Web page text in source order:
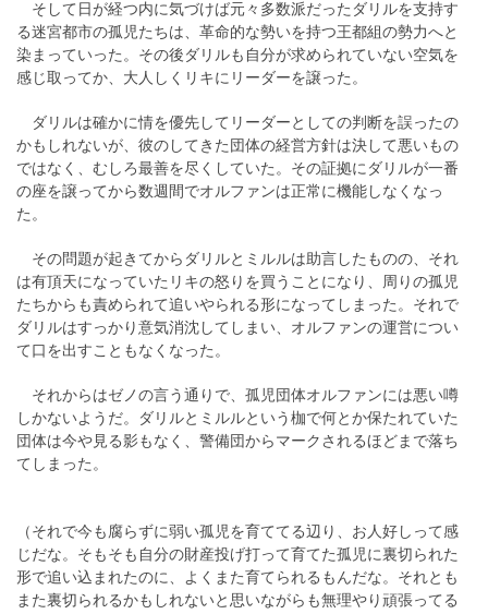
そして日が経つ内に気づけば元々多数派だったダリルを支持す
る迷宮都市の孤児たちは、革命的な勢いを持つ王都組の勢力へと
染まっていった。その後ダリルも自分が求められていない空気を
感じ取ってか、大人しくリキにリーダーを譲った。
ダリルは確かに情を優先してリーダーとしての判断を誤ったの
かもしれないが、彼のしてきた団体の経営方針は決して悪いもの
ではなく、むしろ最善を尽くしていた。その証拠にダリルが一番
の座を譲ってから数週間でオルファンは正常に機能しなくなっ
た。
その問題が起きてからダリルとミルルは助言したものの、それ
は有頂天になっていたリキの怒りを買うことになり、周りの孤児
たちからも責められて追いやられる形になってしまった。それで
ダリルはすっかり意気消沈してしまい、オルファンの運営につい
て口を出すこともなくなった。
それからはゼノの言う通りで、孤児団体オルファンには悪い噂
しかないようだ。ダリルとミルルという枷で何とか保たれていた
団体は今や見る影もなく、警備団からマークされるほどまで落ち
てしまった。
（それで今も腐らずに弱い孤児を育ててる辺り、お人好しって感
じだな。そもそも自分の財産投げ打って育てた孤児に裏切られた
形で追い込まれたのに、よくまた育てられるもんだな。それとも
また裏切られるかもしれないと思いながらも無理やり頑張ってる